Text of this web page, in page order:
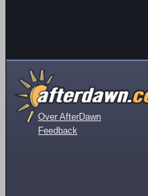
Over AfterDawn
Feedback